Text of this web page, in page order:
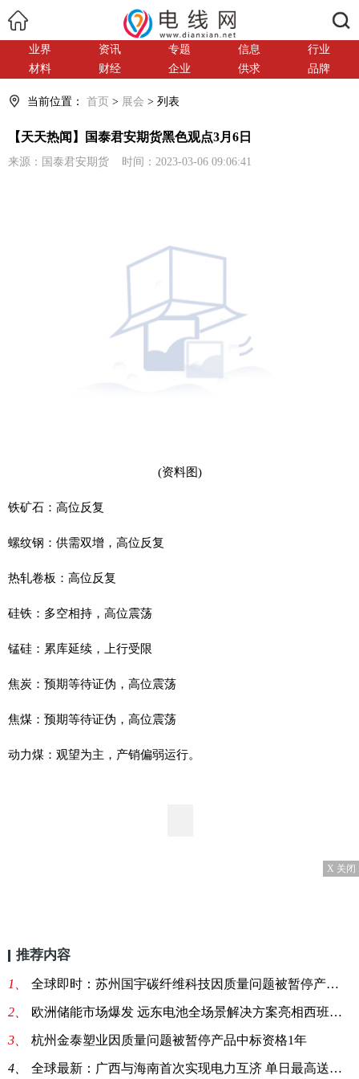
业界 资讯 专题 信息
行业
材料
财经 企业 供求 品牌
当前位置： 首页 > 展会 > 列表
【天天热闻】国泰君安期货黑色观点3月6日
来源：国泰君安期货 时间：2023-03-06 09:06:41
(资料图)
铁矿石：高位反复
螺纹钢：供需双增，高位反复
热轧卷板：高位反复
硅铁：多空相持，高位震荡
锰硅：累库延续，上行受限
焦炭：预期等待证伪，高位震荡
焦煤：预期等待证伪，高位震荡
动力煤：观望为主，产销偏弱运行。
X 关闭
推荐内容
1、 全球即时：苏州国宇碳纤维科技因质量问题被暂停产品中标资格6个月
2、 欧洲储能市场爆发 远东电池全场景解决方案亮相西班牙Genera
3、 杭州金泰塑业因质量问题被暂停产品中标资格1年
4、 全球最新：广西与海南首次实现电力互济 单日最高送电量达1200万千瓦时